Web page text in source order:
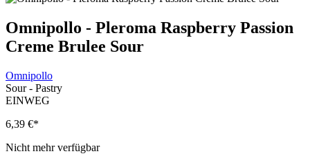
Omnipollo - Pleroma Raspberry Passion
Creme Brulee Sour
Omnipollo
Sour - Pastry
EINWEG
6,39 €*
Nicht mehr verfügbar